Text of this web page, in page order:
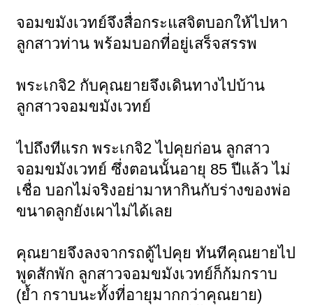
จอมขมังเวทย์จึงสื่อกระแสจิตบอกให้ไปหา
ลูกสาวท่าน พร้อมบอกที่อยู่เสร็จสรรพ
พระเกจิ2 กับคุณยายจึงเดินทางไปบ้าน
ลูกสาวจอมขมังเวทย์
ไปถึงทีแรก พระเกจิ2 ไปคุยก่อน ลูกสาว
จอมขมังเวทย์ ซึ่งตอนนั้นอายุ 85 ปีแล้ว ไม่
เชื่อ บอกไม่จริงอย่ามาหากินกับร่างของพ่อ
ขนาดลูกยังเผาไม่ได้เลย
คุณยายจึงลงจากรถตู้ไปคุย ทันทีคุณยายไป
พูดสักพัก ลูกสาวจอมขมังเวทย์ก็ก้มกราบ
(ย้ำ กราบนะทั้งที่อายุมากกว่าคุณยาย)